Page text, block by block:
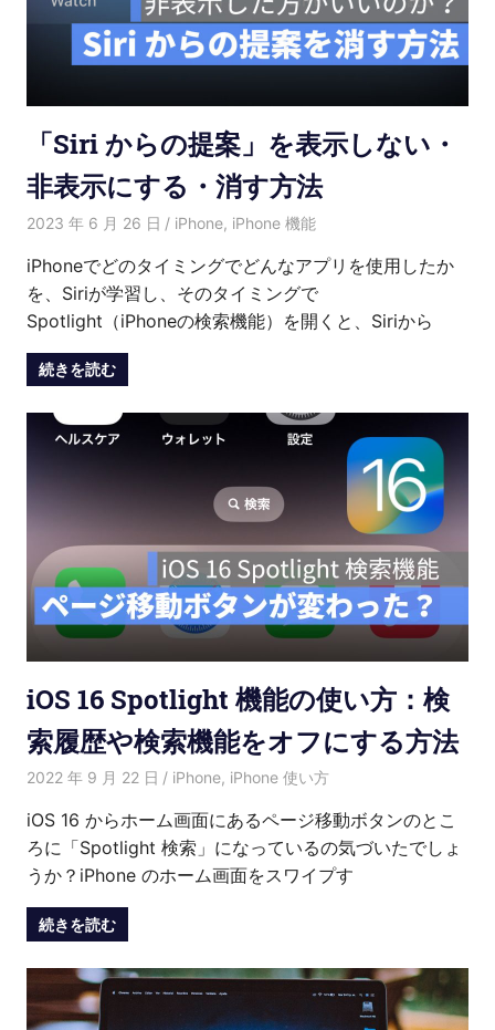
「Siri からの提案」を表示しない・
非表示にする・消す方法
2023 年 6 月 26 日 Hana
iPhone, iPhone 機能
iPhoneでどのタイミングでどんなアプリを使用したか
を、Siriが学習し、そのタイミングで
Spotlight（iPhoneの検索機能）を開くと、Siriから
続きを読む
iOS 16 Spotlight 機能の使い方：検
索履歴や検索機能をオフにする方法
2022 年 9 月 22 日 Kenny
iPhone, iPhone 使い方
iOS 16 からホーム画面にあるページ移動ボタンのとこ
ろに「Spotlight 検索」になっているの気づいたでしょ
うか？iPhone のホーム画面をスワイプす
続きを読む